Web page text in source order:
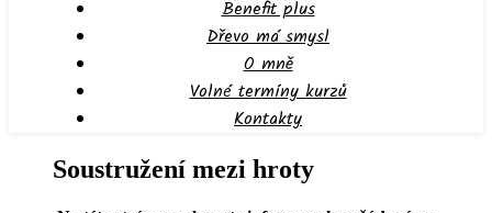
Benefit plus
Dřevo má smysl
O mně
Volné termíny kurzů
Kontakty
Soustružení mezi hroty